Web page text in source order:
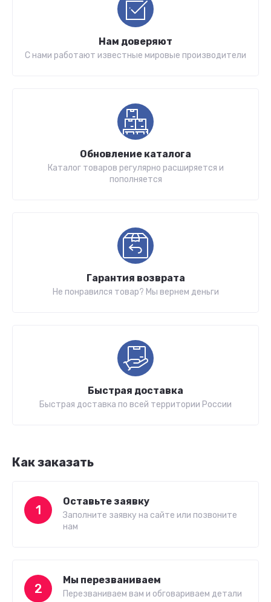
Нам доверяют
С нами работают известные мировые производители
Обновление каталога
Каталог товаров регулярно расширяется и
пополняется
Гарантия возврата
Не понравился товар? Мы вернем деньги
Быстрая доставка
Быстрая доставка по всей территории России
Как заказать
1
Оставьте заявку
Заполните заявку на сайте или позвоните
нам
2
Мы перезваниваем
Перезваниваем вам и обговариваем детали